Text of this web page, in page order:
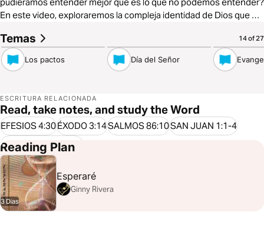
En este video, exploraremos la compleja identidad de Dios que se
a Jesús.
Temas 14 of 27
5:52
Los pactos Día del Señor
ESCRITURA RELACIONADA
Read, take notes, and study the Word
EFESIOS 4:30ÉXODO 3:14SALMOS 86:10SAN JUAN 1:1-4
SAN JUAN 14:15-16
Reading Plan
3 Dias
Esperaré
Ginny Rivera